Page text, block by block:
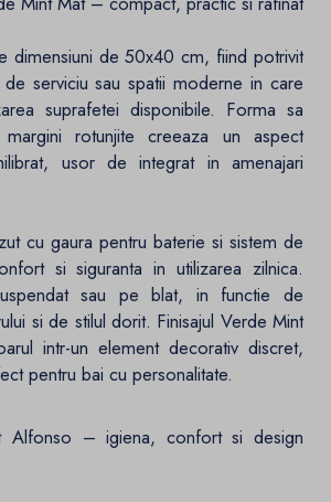
dimensiuni de 50x40 cm, fiind potrivit
serviciu sau spatii moderne in care
suprafetei disponibile. Forma sa
margini rotunjite creeaza un aspect
usor de integrat in amenajari
cu gaura pentru baterie si sistem de
si siguranta in utilizarea zilnica.
sau pe blat, in functie de
si de stilul dorit. Finisajul Verde Mint
intr-un element decorativ discret,
pentru bai cu personalitate.
Alfonso – igiena, confort si design